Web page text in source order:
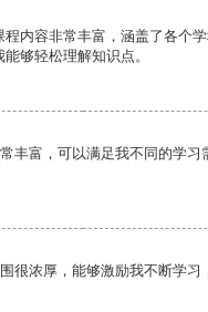
程内容非常丰富，涵盖了各个
够轻松理解知识点。
丰富，可以满足我不同的学习
很浓厚，能够激励我不断学习